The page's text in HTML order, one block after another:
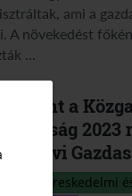
ami a
A növekedést
...
a
Kereskedelmi